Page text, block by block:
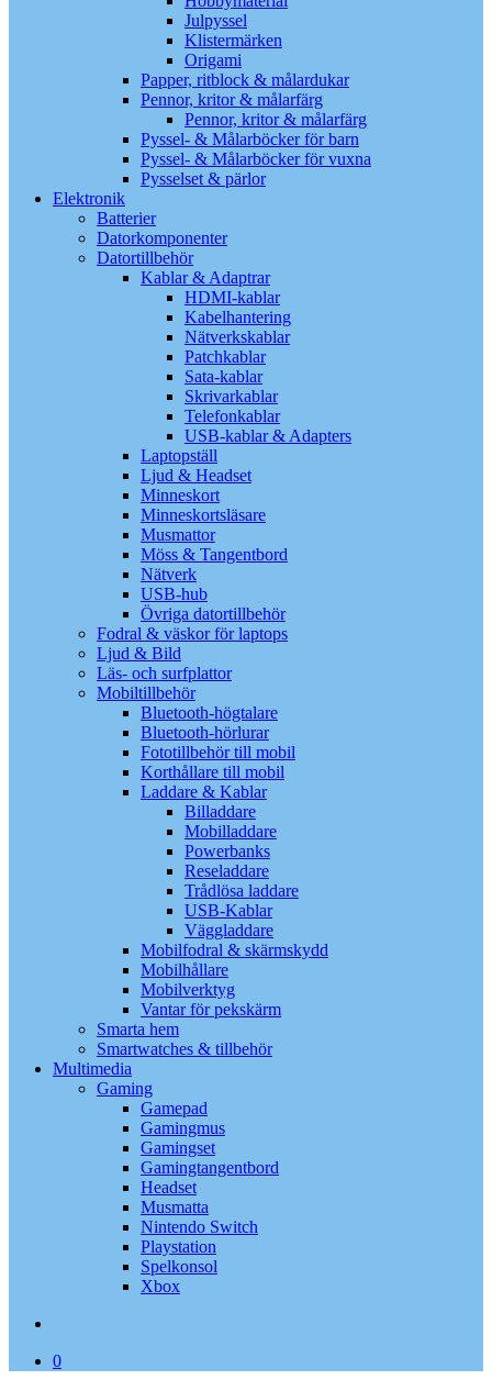
Julpyssel
Klistermärken
Origami
Papper, ritblock & målardukar
Pennor, kritor & målarfärg
Pennor, kritor & målarfärg
Pyssel- & Målarböcker för barn
Pyssel- & Målarböcker för vuxna
Pysselset & pärlor
Elektronik
Batterier
Datorkomponenter
Datortillbehör
Kablar & Adaptrar
HDMI-kablar
Kabelhantering
Nätverkskablar
Patchkablar
Sata-kablar
Skrivarkablar
Telefonkablar
USB-kablar & Adapters
Laptopställ
Ljud & Headset
Minneskort
Minneskortsläsare
Musmattor
Möss & Tangentbord
Nätverk
USB-hub
Övriga datortillbehör
Fodral & väskor för laptops
Ljud & Bild
Läs- och surfplattor
Mobiltillbehör
Bluetooth-högtalare
Bluetooth-hörlurar
Fototillbehör till mobil
Korthållare till mobil
Laddare & Kablar
Billaddare
Mobilladdare
Powerbanks
Reseladdare
Trådlösa laddare
USB-Kablar
Väggladdare
Mobilfodral & skärmskydd
Mobilhållare
Mobilverktyg
Vantar för pekskärm
Smarta hem
Smartwatches & tillbehör
Multimedia
Gaming
Gamepad
Gamingmus
Gamingset
Gamingtangentbord
Headset
Musmatta
Nintendo Switch
Playstation
Spelkonsol
Xbox
0